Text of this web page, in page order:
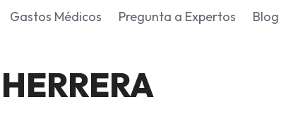
Gastos Médicos Pregunta a Expertos Blog